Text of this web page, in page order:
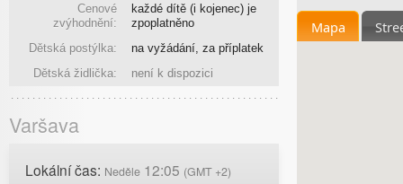
Mapa
Cenové
zvýhodnění:
každé dítě (i kojenec) je
zpoplatněno
Dětská postýlka:
na vyžádání, za příplatek
Dětská židlička:
není k dispozici
Varšava
Lokální čas: Neděle 12:05 (GMT +2)